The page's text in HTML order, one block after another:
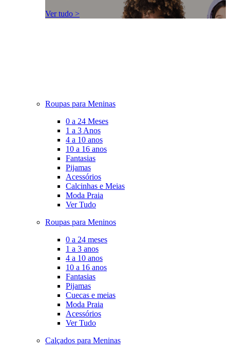
Ver tudo >
Roupas para Meninas
0 a 24 Meses
1 a 3 Anos
4 a 10 anos
10 a 16 anos
Fantasias
Pijamas
Acessórios
Calcinhas e Meias
Moda Praia
Ver Tudo
Roupas para Meninos
0 a 24 meses
1 a 3 anos
4 a 10 anos
10 a 16 anos
Fantasias
Pijamas
Cuecas e meias
Moda Praia
Acessórios
Ver Tudo
Calçados para Meninas